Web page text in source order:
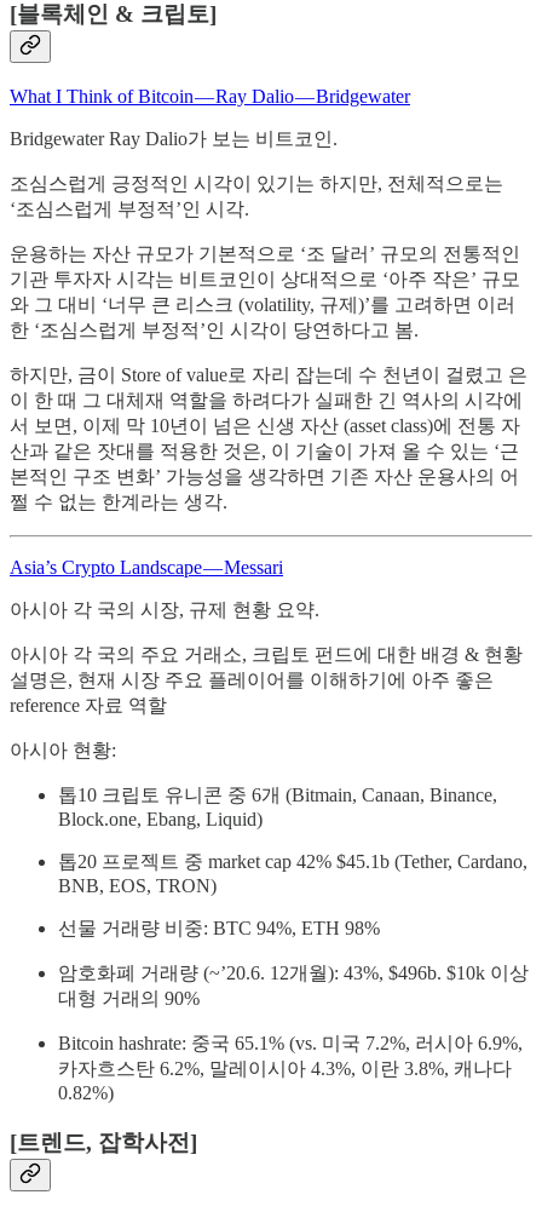
[블록체인 & 크립토]
What I Think of Bitcoin — Ray Dalio — Bridgewater
Bridgewater Ray Dalio가 보는 비트코인.
조심스럽게 긍정적인 시각이 있기는 하지만, 전체적으로는
‘조심스럽게 부정적’인 시각.
운용하는 자산 규모가 기본적으로 ‘조 달러’ 규모의 전통적인
기관 투자자 시각는 비트코인이 상대적으로 ‘아주 작은’ 규모
와 그 대비 ‘너무 큰 리스크 (volatility, 규제)’를 고려하면 이러
한 ‘조심스럽게 부정적’인 시각이 당연하다고 봄.
하지만, 금이 Store of value로 자리 잡는데 수 천년이 걸렸고 은
이 한 때 그 대체재 역할을 하려다가 실패한 긴 역사의 시각에
서 보면, 이제 막 10년이 넘은 신생 자산 (asset class)에 전통 자
산과 같은 잣대를 적용한 것은, 이 기술이 가져 올 수 있는 ‘근
본적인 구조 변화’ 가능성을 생각하면 기존 자산 운용사의 어
쩔 수 없는 한계라는 생각.
Asia’s Crypto Landscape — Messari
아시아 각 국의 시장, 규제 현황 요약.
아시아 각 국의 주요 거래소, 크립토 펀드에 대한 배경 & 현황
설명은, 현재 시장 주요 플레이어를 이해하기에 아주 좋은
reference 자료 역할
아시아 현황:
톱10 크립토 유니콘 중 6개 (Bitmain, Canaan, Binance,
Block.one, Ebang, Liquid)
톱20 프로젝트 중 market cap 42% $45.1b (Tether, Cardano,
BNB, EOS, TRON)
선물 거래량 비중: BTC 94%, ETH 98%
암호화폐 거래량 (~’20.6. 12개월): 43%, $496b. $10k 이상
대형 거래의 90%
Bitcoin hashrate: 중국 65.1% (vs. 미국 7.2%, 러시아 6.9%,
카자흐스탄 6.2%, 말레이시아 4.3%, 이란 3.8%, 캐나다
0.82%)
[트렌드, 잡학사전]